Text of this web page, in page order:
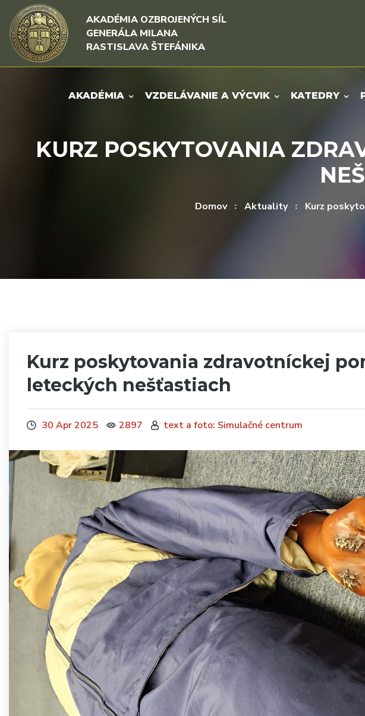
Rovno na obsah
Rovno na menu
AKADÉMIA OZBROJENÝCH SÍL
GENERÁLA MILANA
RASTISLAVA ŠTEFÁNIKA
AKADÉMIA VZDELÁVANIE A VÝCVIK KATEDRY
KURZ POSKYTOVANIA
Domov Aktuality Kurz
Kurz poskytovania zdravotníckej
leteckých nešťastiach
30 Apr 2025 2897 text a foto: Simulačné centrum